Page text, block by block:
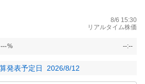
8/6 15:30
リアルタイム株価
---% --:--
発表予定日 2026/8/12